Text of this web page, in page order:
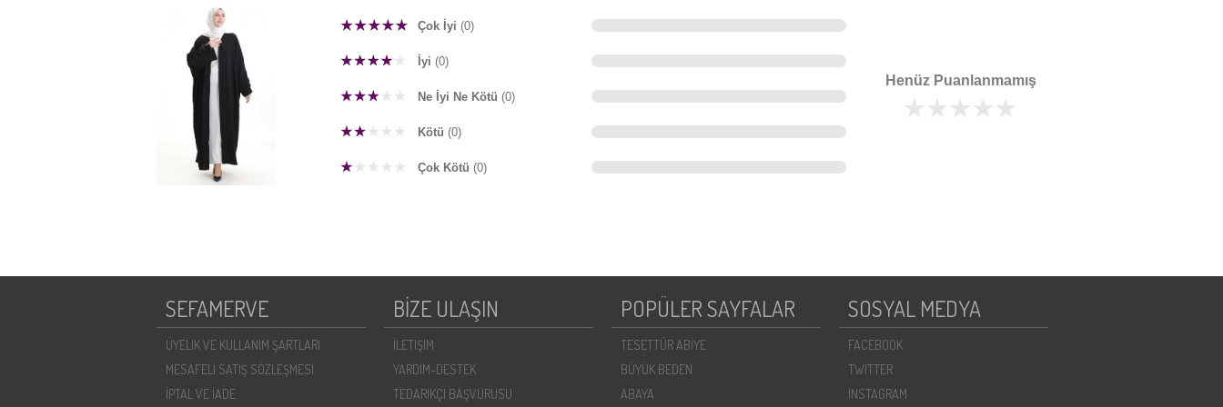
Çok İyi (0)
İyi (0)
Ne İyi Ne Kötü (0)
Kötü (0)
Çok Kötü (0)
Henüz Puanlanmamış
SEFAMERVE
ÜYELIK VE KULLANIM ŞARTLARI
MESAFELI SATIŞ SÖZLEŞMESI
İPTAL VE İADE
BİZE ULAŞIN
İLETIŞIM
YARDIM-DESTEK
TEDARIKÇI BAŞVURUSU
POPÜLER SAYFALAR
TESETTÜR ABİYE
BÜYÜK BEDEN
ABAYA
SOSYAL MEDYA
FACEBOOK
TWITTER
INSTAGRAM